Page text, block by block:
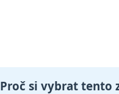
Proč si vybrat tento